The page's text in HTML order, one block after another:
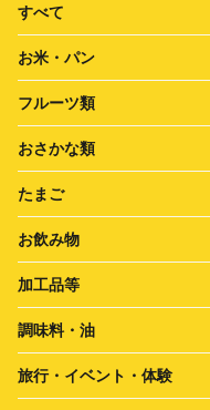
すべて
お米・パン
フルーツ類
おさかな類
たまご
お飲み物
加工品等
調味料・油
旅行・イベント・体験